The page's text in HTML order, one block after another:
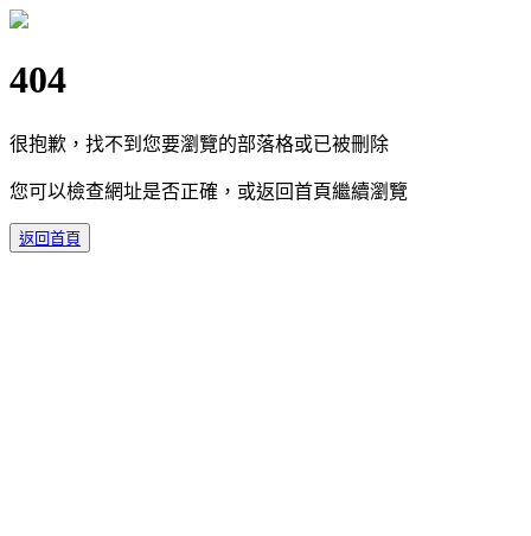
404
很抱歉，找不到您要瀏覽的部落格或已被刪除
您可以檢查網址是否正確，或返回首頁繼續瀏覽
返回首頁